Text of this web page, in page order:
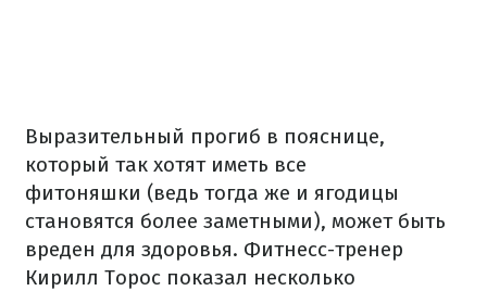
Выразительный прогиб в пояснице,
который так хотят иметь все
фитоняшки (ведь тогда же и ягодицы
становятся более заметными), может быть
вреден для здоровья. Фитнесс-тренер
Кирилл Торос показал несколько